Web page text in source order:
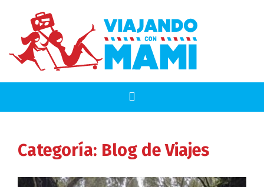
Categoría: Blog de Viajes